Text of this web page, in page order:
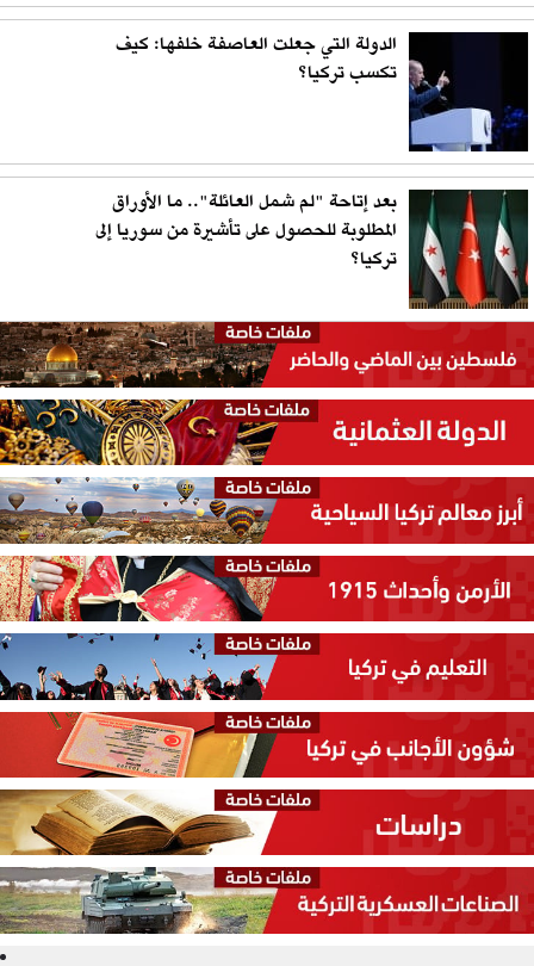
الدولة التي جعلت العاصفة خلفها: كيف
تكسب تركيا؟
بعد إتاحة "لم شمل العائلة".. ما الأوراق
المطلوبة للحصول على تأشيرة من سوريا إلى
تركيا؟